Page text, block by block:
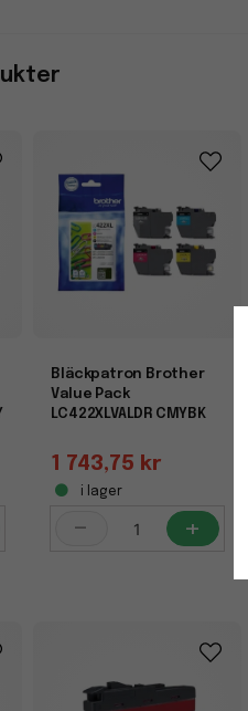
Bläckpatron Brother
Value Pack
LC422XLVALDR CMYBK
1 743,75 kr
i lager
- +